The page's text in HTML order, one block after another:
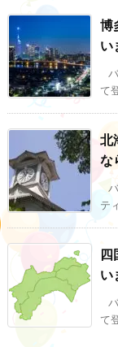
博
い
て
北
な
テ
四
い
て